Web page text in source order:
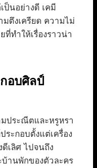
นอย่างดี เคมี
มตึงเครียด ความไม่
ที่ทำให้เรื่องราวน่า
อบศิลป์
ประณีตและหรูหรา
ระกอบตั้งแต่เครื่อง
เลิศ ไปจนถึง
บ้านพักของตัวละคร